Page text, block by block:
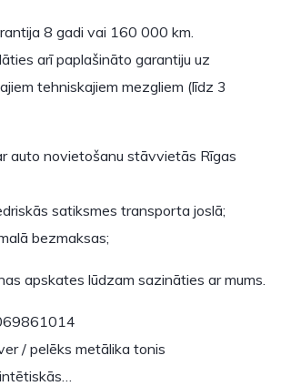
8 gadi vai 160 000 km.
arī paplašināto garantiju uz
tehniskajiem mezgliem (līdz 3
auto novietošanu stāvvietās Rīgas
satiksmes transporta joslā;
bezmaksas;
apskates lūdzam sazināties ar mums.
/ pelēks metālika tonis